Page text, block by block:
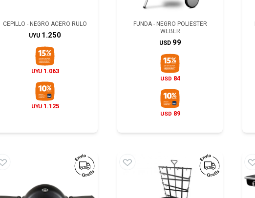
CEPILLO - NEGRO ACERO RULO
UYU 1.250
UYU 1.063
UYU 1.125
FUNDA - NEGRO POLIESTER
WEBER
USD 99
USD 84
USD 89